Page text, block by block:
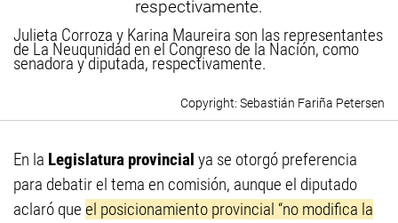
Julieta Corroza y Karina Maureira son las representantes
de La Neuqunidad en el Congreso de la Nación, como
senadora y diputada, respectivamente.
Sebastián Fariña Petersen
En la Legislatura provincial ya se otorgó preferencia
para debatir el tema en comisión, aunque el diputado
aclaró que el posicionamiento provincial “no modifica la